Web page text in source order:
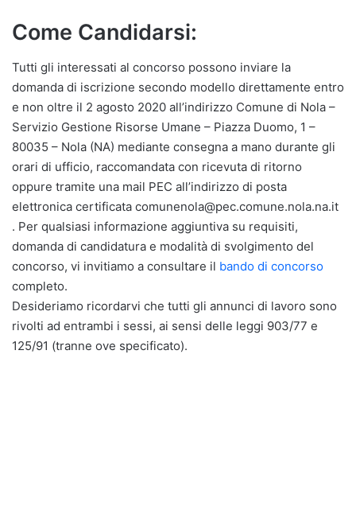
Come Candidarsi:
Tutti gli interessati al concorso possono inviare la
domanda di iscrizione secondo modello direttamente entro
e non oltre il 2 agosto 2020 all’indirizzo Comune di Nola –
Servizio Gestione Risorse Umane – Piazza Duomo, 1 –
80035 – Nola (NA) mediante consegna a mano durante gli
orari di ufficio, raccomandata con ricevuta di ritorno
oppure tramite una mail PEC all’indirizzo di posta
elettronica certificata comunenola@pec.comune.nola.na.it
. Per qualsiasi informazione aggiuntiva su requisiti,
domanda di candidatura e modalità di svolgimento del
concorso, vi invitiamo a consultare il bando di concorso
completo.
Desideriamo ricordarvi che tutti gli annunci di lavoro sono
rivolti ad entrambi i sessi, ai sensi delle leggi 903/77 e
125/91 (tranne ove specificato).